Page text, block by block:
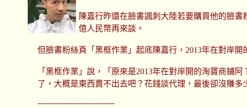
陳嘉行昨還在臉書諷刺大陸若要購買他的臉
億人民幣再來談。
但臉書粉絲頁「黑框作業」起底陳嘉行，2013年在對岸
「黑框作業」說，「原來是2013年在對岸開的淘寶商鋪
了，大概是東西賣不出去吧？花錢談代理，最後卻沒賺多
------------------------------